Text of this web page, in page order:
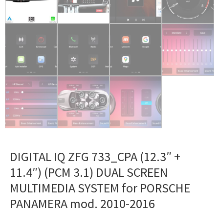
DIGITAL IQ ZFG 733_CPA (12.3″ +
11.4″) (PCM 3.1) DUAL SCREEN
MULTIMEDIA SYSTEM for PORSCHE
PANAMERA mod. 2010-2016